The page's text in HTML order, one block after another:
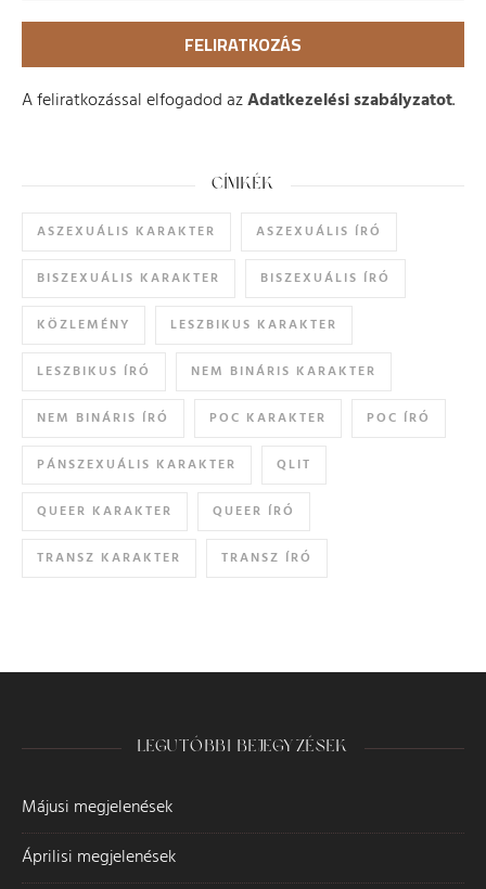
A feliratkozással elfogadod azAdatkezelési szabályzatot.
CÍMKÉK
ASZEXUÁLIS KARAKTER ASZEXUÁLIS ÍRÓ
BISZEXUÁLIS KARAKTER BISZEXUÁLIS ÍRÓ
KÖZLEMÉNY LESZBIKUS KARAKTER
LESZBIKUS ÍRÓ NEM BINÁRIS KARAKTER
NEM BINÁRIS ÍRÓ POC KARAKTER POC ÍRÓ
PÁNSZEXUÁLIS KARAKTER QLIT
QUEER KARAKTER QUEER ÍRÓ
TRANSZ KARAKTER TRANSZ ÍRÓ
LEGUTÓBBI BEJEGYZÉSEK
Májusi megjelenések
Áprilisi megjelenések